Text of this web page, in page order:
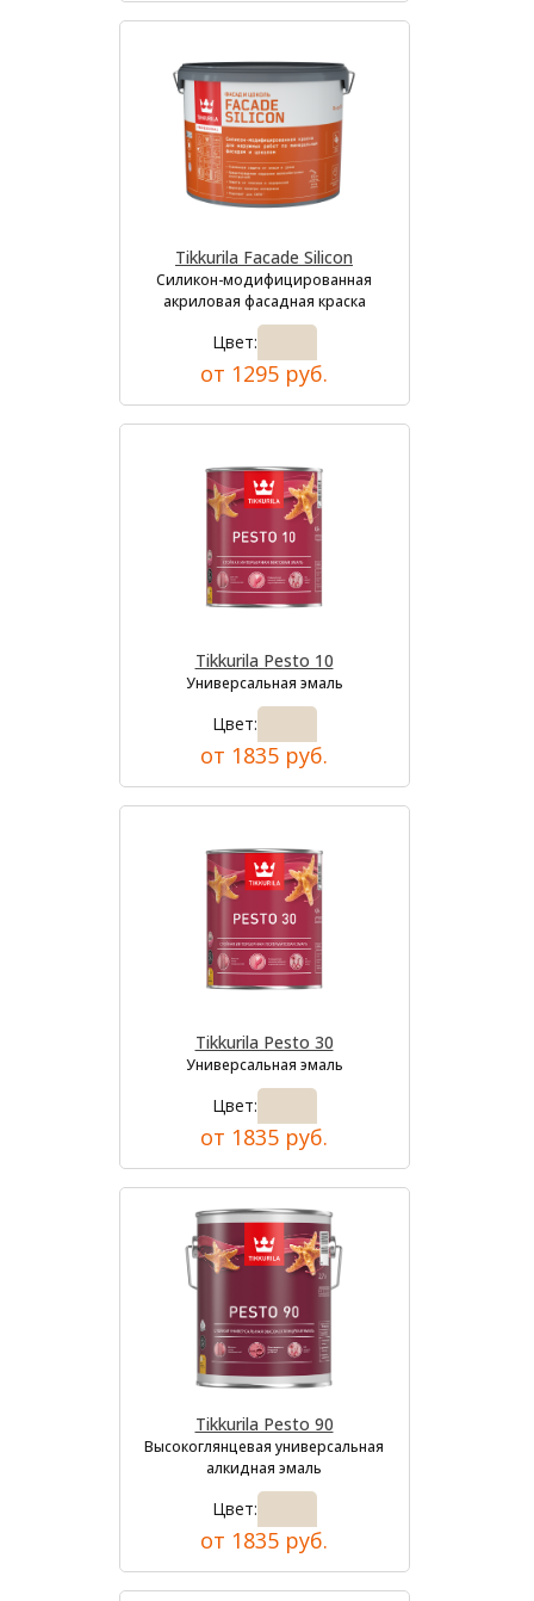
Tikkurila Facade Silicon
Силикон-модифицированная
акриловая фасадная краска
Цвет:
от 1295 руб.
Tikkurila Pesto 10
Универсальная эмаль
Цвет:
от 1835 руб.
Tikkurila Pesto 30
Универсальная эмаль
Цвет:
от 1835 руб.
Tikkurila Pesto 90
Высокоглянцевая универсальная
алкидная эмаль
Цвет:
от 1835 руб.